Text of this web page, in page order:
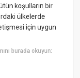
koşulların bir
ülkelerde
için uygun
burada okuyun: